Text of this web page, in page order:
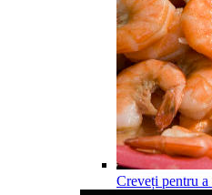
Creveți pentru a